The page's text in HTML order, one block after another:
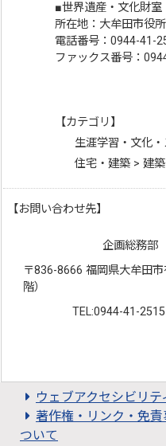
■世界遺産・文化財室
所在地：大牟田市
電話番号：0944-41-
ファックス番号：
【カテゴリ】
生涯学習・文化
住宅・建築 > 建
【お問い合わせ先】
企画総務部
〒836-8666 福岡県大牟田
階）
TEL:0944-41-2515
ウェブアクセシビリテ
著作権・リンク・免
ついて